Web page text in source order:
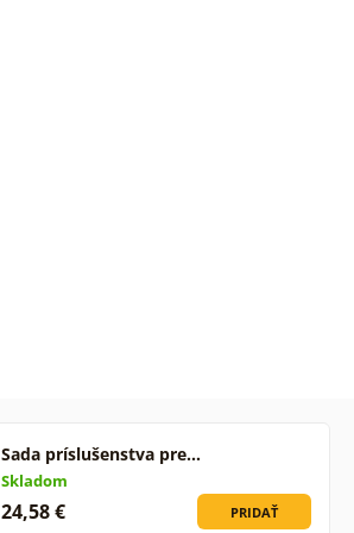
Sada príslušenstva pre…
Skladom
24,58 € PRIDAŤ